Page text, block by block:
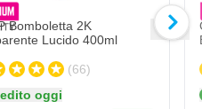
Bomboletta 2K
Lucido 400ml
(66)
oggi